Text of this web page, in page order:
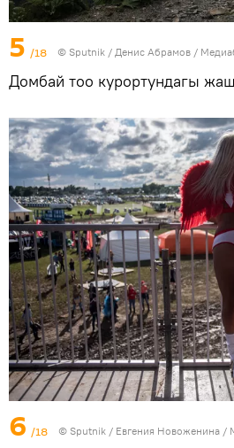
5 /18 © Sputnik / Денис Абрамов /
Домбай тоо курортундагы
6 /18 © Sputnik / Евгения Новоженина /